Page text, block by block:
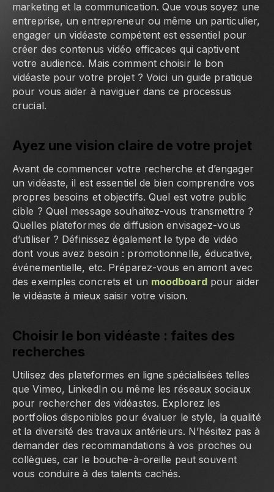
marketing et la communication. Que vous soyez une
entreprise, un entrepreneur ou même un particulier,
engager un vidéaste compétent est essentiel pour
créer des contenus vidéo efficaces qui captivent
votre audience. Mais comment choisir le bon
vidéaste pour votre projet ? Voici un guide pratique
pour vous aider à naviguer dans ce processus
crucial.
Ayez une vision claire de votre projet
Avant de commencer votre recherche et d’engager
un vidéaste, il est essentiel de bien comprendre vos
propres besoins et objectifs. Quel est votre public
cible ? Quel message souhaitez-vous transmettre ?
Quelles plateformes de diffusion envisagez-vous
d’utiliser ? Définissez également le type de vidéo
dont vous avez besoin : promotionnelle, éducative,
événementielle, etc. Préparez-vous en amont avec
des exemples concrets et un moodboardpour aider
le vidéaste à mieux saisir votre vision.
Choisir le bon vidéaste : faites des
recherches
Utilisez des plateformes en ligne spécialisées telles
que Vimeo, LinkedIn ou même les réseaux sociaux
pour rechercher des vidéastes. Explorez les
portfolios disponibles pour évaluer le style, la qualité
et la diversité des travaux antérieurs. N’hésitez pas à
demander des recommandations à vos proches ou
collègues, car le bouche-à-oreille peut souvent
vous conduire à des talents cachés.